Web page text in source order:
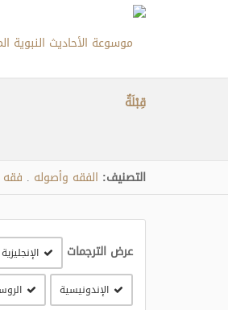
قِبْلَةٌ
التصنيف: الفقه وأصوله فقه
عرض الترجمات الإنجليزية
الإندونيسية